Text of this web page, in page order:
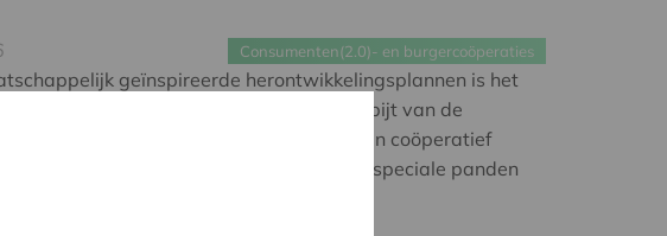
Consumenten(2.0)- en burgercoöperaties
geïnspireerde herontwikkelingsplannen is het
een vreemde eend in de bijt van de
Als enige niet-residentieel en coöperatief
in België renoveert Stadsmakersfonds speciale panden
impact te creëren.